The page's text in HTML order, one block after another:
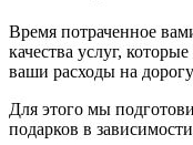
Время потраченное
качества услуг,
ваши расходы на
Для этого мы
подарков в